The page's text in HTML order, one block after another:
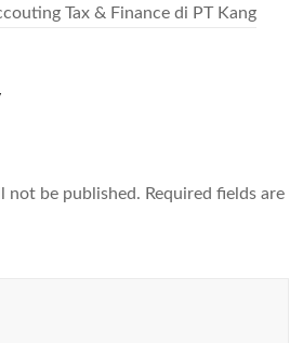
Tax & Finance di PT Kang
not be published. Required fields are